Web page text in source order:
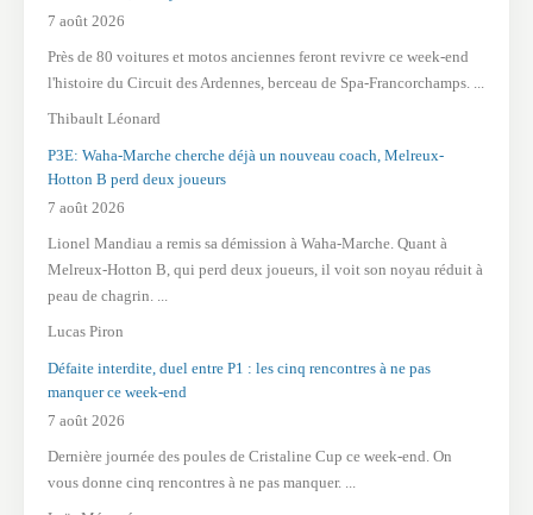
7 août 2026
Près de 80 voitures et motos anciennes feront revivre ce week-end
l'histoire du Circuit des Ardennes, berceau de Spa-Francorchamps. ...
Thibault Léonard
P3E: Waha-Marche cherche déjà un nouveau coach, Melreux-
Hotton B perd deux joueurs
7 août 2026
Lionel Mandiau a remis sa démission à Waha-Marche. Quant à
Melreux-Hotton B, qui perd deux joueurs, il voit son noyau réduit à
peau de chagrin. ...
Lucas Piron
Défaite interdite, duel entre P1 : les cinq rencontres à ne pas
manquer ce week-end
7 août 2026
Dernière journée des poules de Cristaline Cup ce week-end. On
vous donne cinq rencontres à ne pas manquer. ...